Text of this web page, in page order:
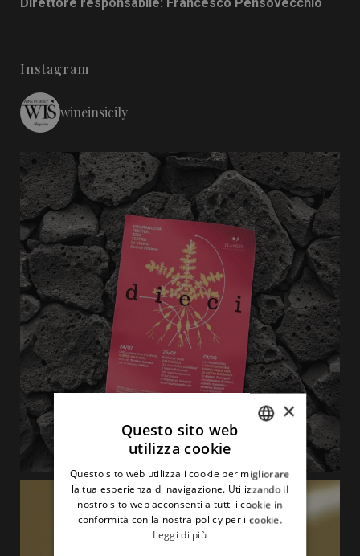
Instagram
wineinsicily
ENGLISH
×
Questo sito web
utilizza cookie
Questo sito web utilizza i cookie per migliorare
la tua esperienza di navigazione. Utilizzando il
nostro sito web acconsenti a tutti i cookie in
conformità con la nostra policy per i cookie.
Leggi di più